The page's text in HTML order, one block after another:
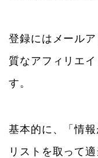
登録にはメール
質なアフィリエ
す。
基本的に、「情
リストを取って